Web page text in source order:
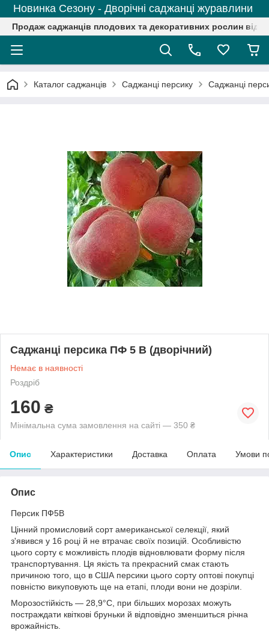
Новинка Сезону - Дворічні саджанці журавлини
Продаж саджанців плодових та декоративних рослин від
Каталог саджанців Саджанці персику Саджанці
Саджанці персика ПФ 5 B (дворічний)
Немає в наявності
Роздріб
160 ₴
Мінімальна сума замовлення на сайті — 350 ₴
Опис Характеристики Доставка Оплата Умови
Опис
Персик ПФ5В
Цінний промисловий сорт американської селекції, який
з'явився у 16 році й не втрачає своїх позицій. Особливістю
цього сорту є можливість плодів відновлювати форму після
транспортування. Ця якість та прекрасний смак стають
причиною того, що в США персики цього сорту оптові покупці
повністю викуповують ще на етапі, плоди вони не дозріли.
Морозостійкість — 28,9°С, при більших морозах можуть
постраждати квіткові бруньки й відповідно зменшиться річна
врожайність.